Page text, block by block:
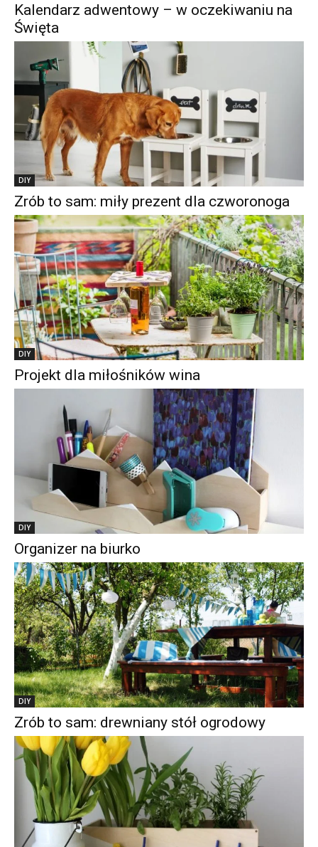
Kalendarz adwentowy – w oczekiwaniu na
Święta
DIY
Zrób to sam: miły prezent dla czworonoga
DIY
Projekt dla miłośników wina
DIY
Organizer na biurko
DIY
Zrób to sam: drewniany stół ogrodowy